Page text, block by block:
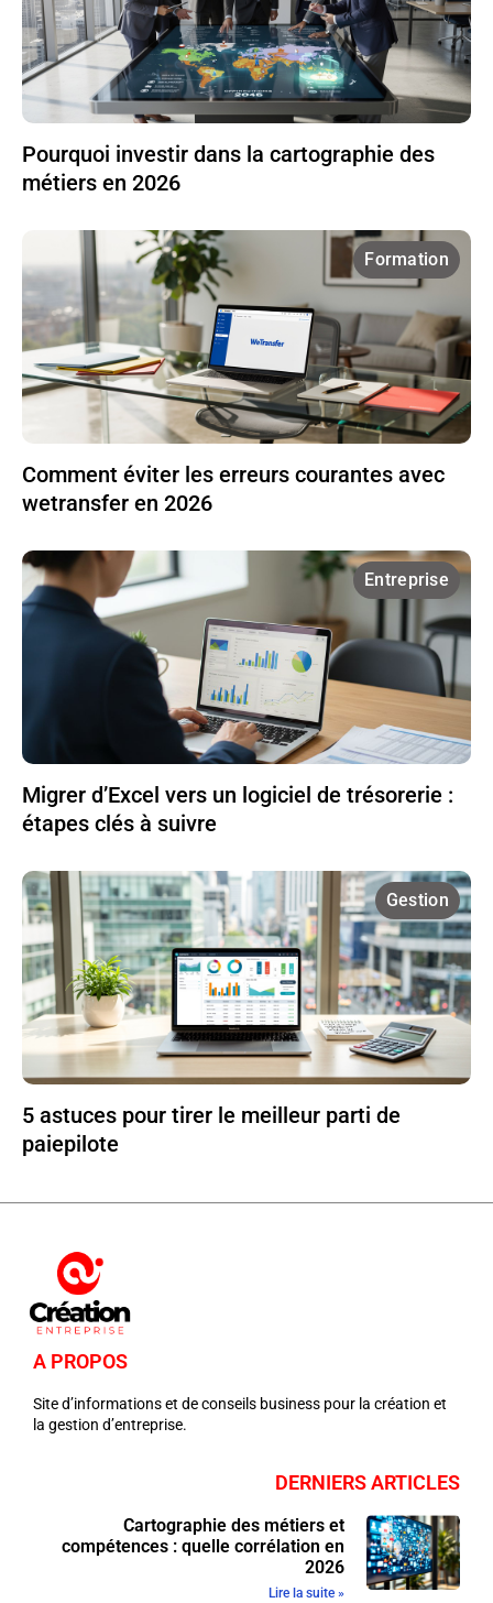
Pourquoi investir dans la cartographie des
métiers en 2026
Formation
Comment éviter les erreurs courantes avec
wetransfer en 2026
Entreprise
Migrer d’Excel vers un logiciel de trésorerie :
étapes clés à suivre
Gestion
5 astuces pour tirer le meilleur parti de
paiepilote
A PROPOS
Site d’informations et de conseils business pour la création et
la gestion d’entreprise.
DERNIERS ARTICLES
Cartographie des métiers et
compétences : quelle corrélation en
2026
Lire la suite »